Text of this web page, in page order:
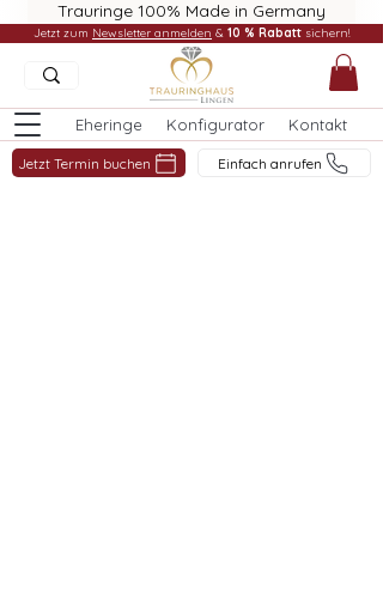
Trauringe 100% Made in Germany
Eheringe Konfigurator Kontakt
Jetzt Termin buchen Einfach anrufen
Jetzt zum Newsletter anmelden & 10 % Rabatt sichern!